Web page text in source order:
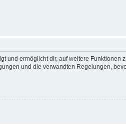
und ermöglicht dir, auf weitere Funktionen
und die verwandten Regelungen,